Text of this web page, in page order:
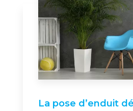
La pose d’enduit